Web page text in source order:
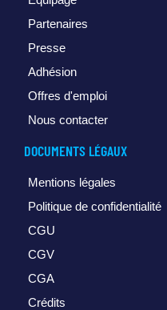
Partenaires
Presse
Adhésion
Offres d'emploi
Nous contacter
DOCUMENTS LÉGAUX
Mentions légales
Politique de confidentialité
CGU
CGV
CGA
Crédits